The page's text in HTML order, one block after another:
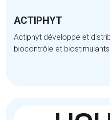
ACTIPHYT
Actiphyt développe et
biocontrôle et